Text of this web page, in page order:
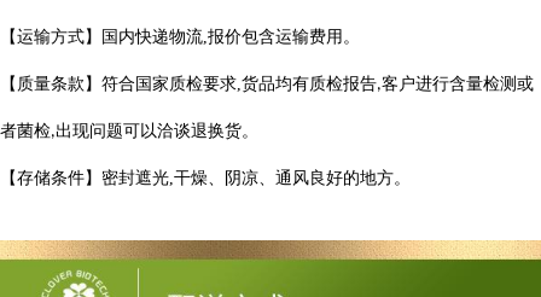
【运输方式】国内快递物流 报价包含运输费用。
【质量条款】符合国家质检要求 货品均有质检报告,客户进行含量检测或
者菌检,出现问题可以洽谈退换货。
【存储条件】密封遮光 干燥、阴凉、通风良好的地方。